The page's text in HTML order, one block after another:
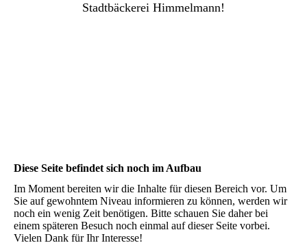
Stadtbäckerei Himmelmann!
Diese Seite befindet sich noch im Aufbau
Im Moment bereiten wir die Inhalte für diesen Bereich vor. Um
Sie auf gewohntem Niveau informieren zu können, werden wir
noch ein wenig Zeit benötigen. Bitte schauen Sie daher bei
einem späteren Besuch noch einmal auf dieser Seite vorbei.
Vielen Dank für Ihr Interesse!